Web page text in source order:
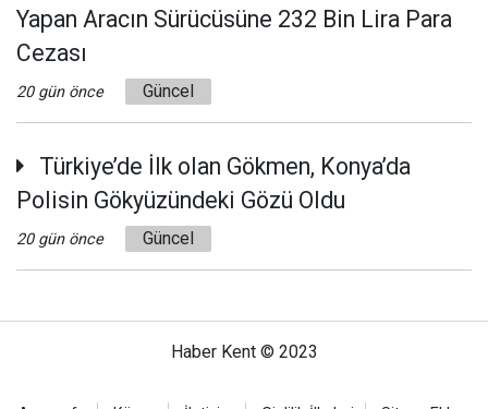
Yapan Aracın Sürücüsüne 232 Bin Lira Para
Cezası
20 gün önce Güncel
Türkiye’de İlk olan Gökmen, Konya’da
Polisin Gökyüzündeki Gözü Oldu
20 gün önce Güncel
Haber Kent © 2023